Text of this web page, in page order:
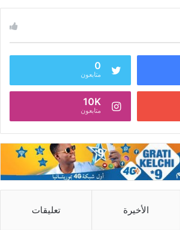
0
متابعون
10K
متابعون
الأخيرة تعليقات